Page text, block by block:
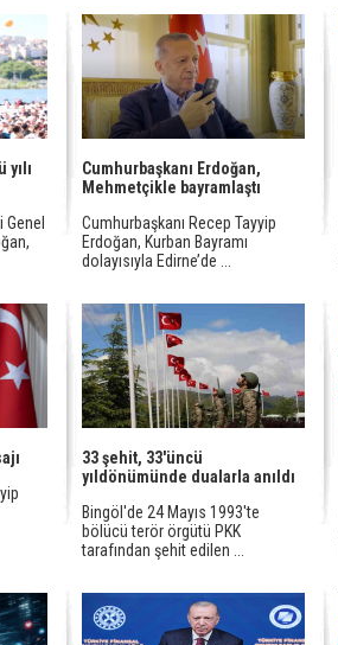
yılı
Cumhurbaşkanı Erdoğan,
Mehmetçikle bayramlaştı
Cumhurbaşkanı Recep Tayyip
Erdoğan, Kurban Bayramı
dolayısıyla Edirne’de ...
33 şehit, 33'üncü
yıldönümünde dualarla anıldı
Bingöl'de 24 Mayıs 1993'te
bölücü terör örgütü PKK
tarafından şehit edilen ...